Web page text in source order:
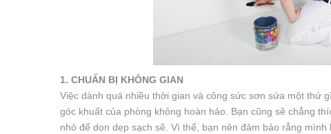
1. CHUẨN BỊ KHÔNG GIAN
Việc dành quá nhiều thời gian và công sức sơn sửa một thứ
góc khuất của phòng không hoàn hảo. Bạn cũng sẽ chẳng
nhỏ để dọn dẹp sạch sẽ. Vì thế, bạn nên đảm bảo rẳng mình